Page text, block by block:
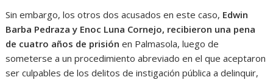
Sin embargo, los otros dos acusados en este caso, Edwin
Barba Pedraza y Enoc Luna Cornejo, recibieron una pena
de cuatro años de prisión en Palmasola, luego de
someterse a un procedimiento abreviado en el que aceptaron
ser culpables de los delitos de instigación pública a delinquir,